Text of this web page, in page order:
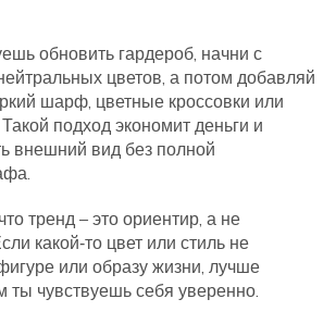
обновить гардероб, начни с
цветов, а потом добавляй
шарф, цветные кроссовки или
подход экономит деньги и
внешний вид без полной
тренд – это ориентир, а не
какой‑то цвет или стиль не
или образу жизни, лучше
ты чувствуешь себя уверенно.